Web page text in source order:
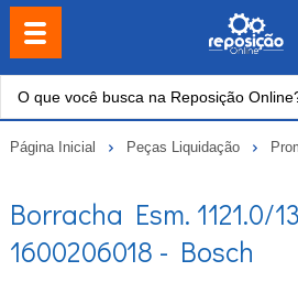
Página Inicial Peças Liquidação
Borracha Esm. 1121.0/
1600206018 - Bosch